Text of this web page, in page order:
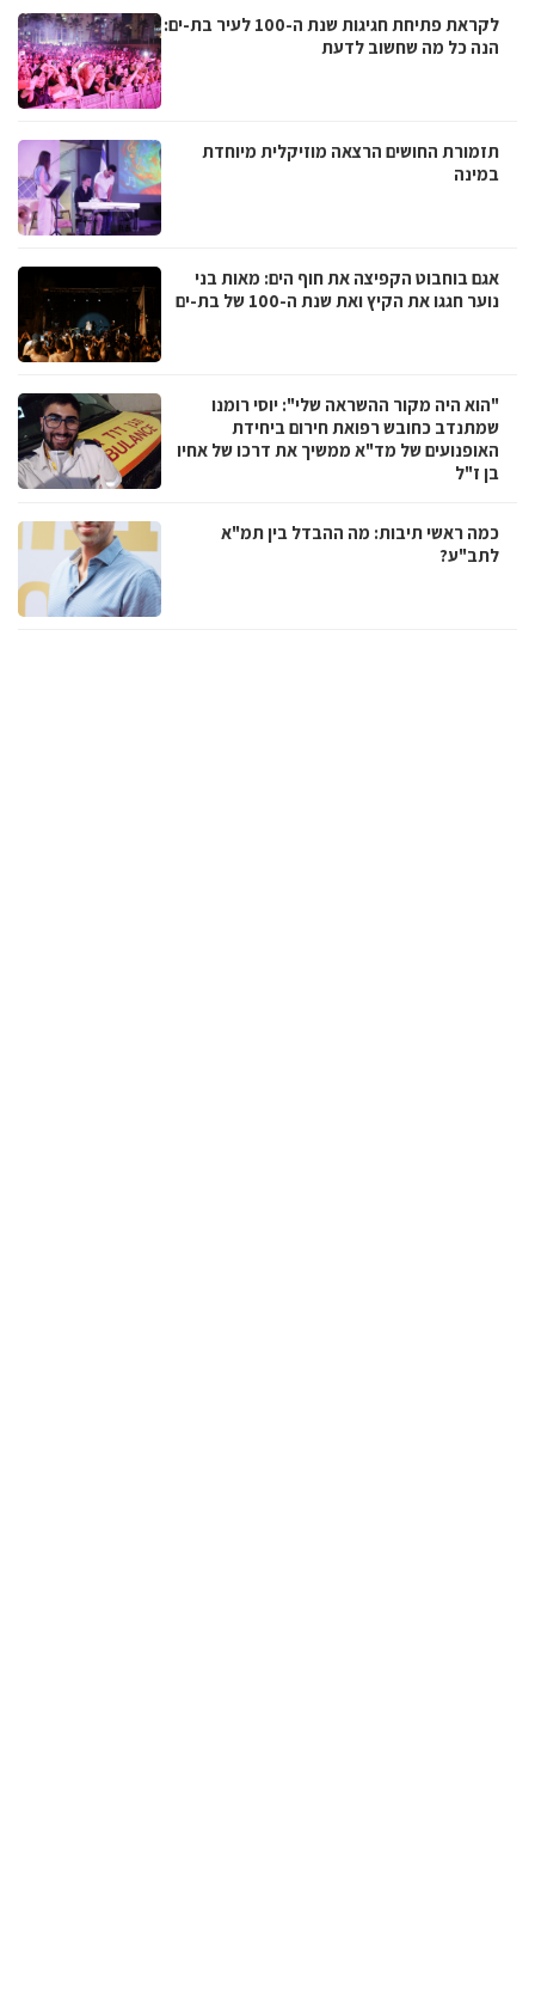
לקראת פתיחת חגיגות שנת ה-100 לעיר בת-ים:
הנה כל מה שחשוב לדעת
תזמורת החושים הרצאה מוזיקלית מיוחדת
במינה
אגם בוחבוט הקפיצה את חוף הים: מאות בני
נוער חגגו את הקיץ ואת שנת ה-100 של בת-ים
"הוא היה מקור ההשראה שלי": יוסי רומנו
שמתנדב כחובש רפואת חירום ביחידת
האופנועים של מד"א ממשיך את דרכו של אחיו
בן ז"ל
כמה ראשי תיבות: מה ההבדל בין תמ"א
לתב"ע?